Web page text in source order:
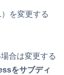
を変更する
合は変更する
をサブディ